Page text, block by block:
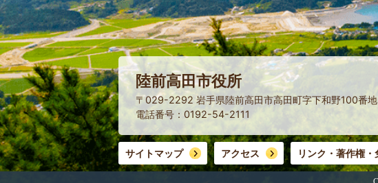
陸前高田市役所
〒029-2292 岩手県陸前高田市高田町字下和野100番地
電話番号：0192-54-2111
サイトマップ アクセス リンク・著作権・